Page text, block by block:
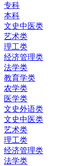
专科
本科
文史中医类
艺术类
理工类
经济管理类
法学类
教育学类
农学类
医学类
文史外语类
文史中医类
艺术类
理工类
经济管理类
法学类